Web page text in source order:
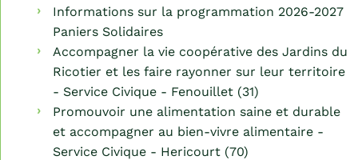
Informations sur la programmation 2026-2027
Paniers Solidaires
Accompagner la vie coopérative des Jardins du
Ricotier et les faire rayonner sur leur territoire
- Service Civique - Fenouillet (31)
Promouvoir une alimentation saine et durable
et accompagner au bien-vivre alimentaire -
Service Civique - Hericourt (70)